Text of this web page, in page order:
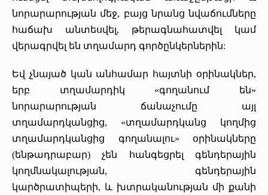
նորարարության մեջ, բայց նրանց նվաճումները
հաճախ անտեսվել, թերագնահատվել կամ
վերագրվել են տղամարդ գործընկերներին:
Եվ չնայած կան անհամար հայտնի օրինակներ,
երբ տղամարդիկ «գողանում են»
նորարարության ճանաչումը այլ
տղամարդկանցից, «տղամարդկանց կողմից
տղամարդկանցից գողանալու» օրինակները
(ենթադրաբար) չեն հանգեցրել գենդերային
կողմնակալության, գենդերային
կարծրատիպերի, և խտրականության մի քանի